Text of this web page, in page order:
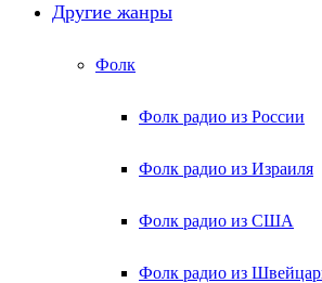
Другие жанры
Фолк
Фолк радио из России
Фолк радио из Израиля
Фолк радио из США
Фолк радио из